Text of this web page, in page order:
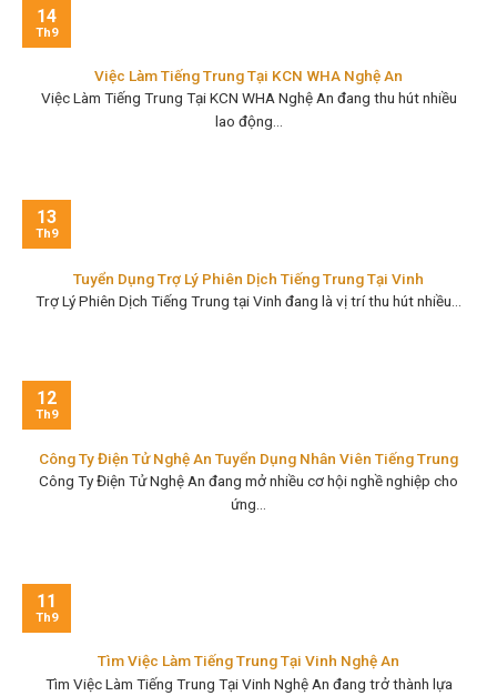
Việc Làm Tiếng Trung Tại KCN WHA Nghệ An
Việc Làm Tiếng Trung Tại KCN WHA Nghệ An đang thu hút nhiều
lao động...
14
Th9
Tuyển Dụng Trợ Lý Phiên Dịch Tiếng Trung Tại Vinh
Trợ Lý Phiên Dịch Tiếng Trung tại Vinh đang là vị trí thu hút nhiều...
13
Th9
Công Ty Điện Tử Nghệ An Tuyển Dụng Nhân Viên Tiếng Trung
Công Ty Điện Tử Nghệ An đang mở nhiều cơ hội nghề nghiệp cho
ứng...
12
Th9
Tìm Việc Làm Tiếng Trung Tại Vinh Nghệ An
Tìm Việc Làm Tiếng Trung Tại Vinh Nghệ An đang trở thành lựa
11
Th9